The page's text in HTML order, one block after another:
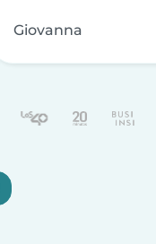
Giovanna